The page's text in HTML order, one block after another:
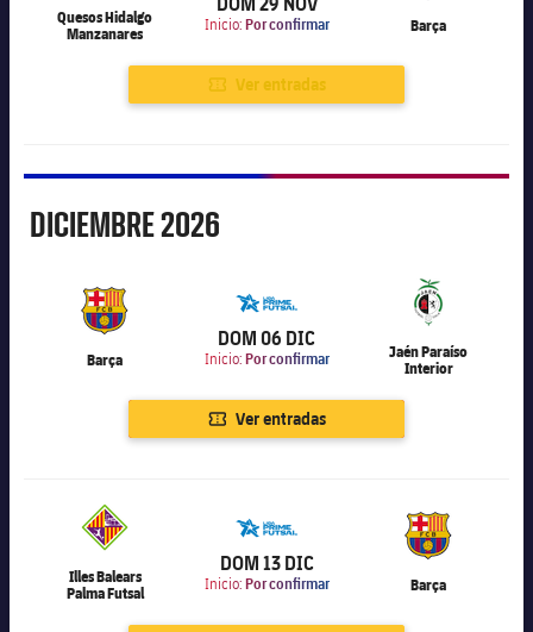
Quesos Hidalgo
Manzanares
Inicio: Por confirmar Barça
Ver entradas
Diciembre
DICIEMBRE2026
Barça
6.000
DOM 06 DIC
Inicio: Por confirmar
Jaén Paraíso
Interior
Ver entradas
Illes Balears
Palma Futsal
6.000
DOM 13 DIC
Inicio: Por confirmar Barça